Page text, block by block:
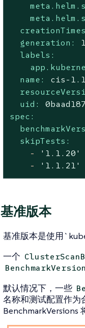
generation:
1
labels:
name:
cis-
uid:
spec:
skipTests:
-
'1.1.20'
-
'1.1.21'
基准版本
基准版本是使用
一个
BenchmarkVersion
默认情况下，一些
名称和测试配置作为
BenchmarkVersions